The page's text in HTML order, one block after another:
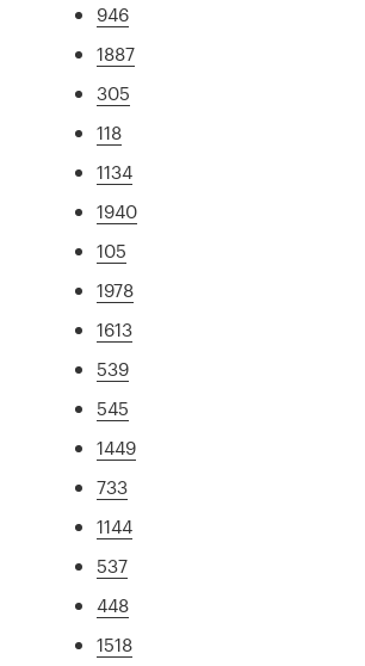
946
1887
305
118
1134
1940
105
1978
1613
539
545
1449
733
1144
537
448
1518